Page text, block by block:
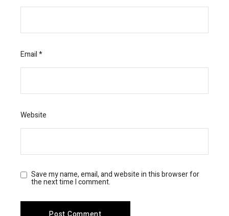
Email*
Website
Save my name, email, and website in this browser for
the next time I comment.